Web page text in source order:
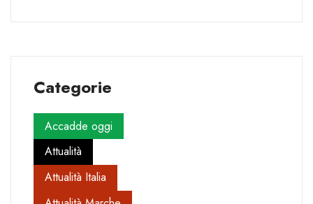
Categorie
Accadde oggi
Attualità
Attualità Italia